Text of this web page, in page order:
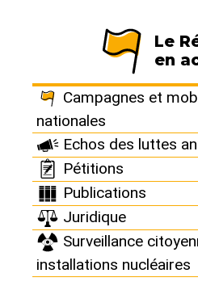
Le
en
Campagnes et
nationales
Echos des luttes
Pétitions
Publications
Juridique
Surveillance
installations nucléaires
2016-2017
Publié le 10 novembre 2016